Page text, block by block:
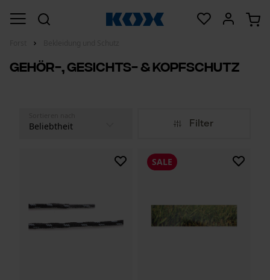
Gehör-, Gesichts- & Kopfschutz
Filter
SALE